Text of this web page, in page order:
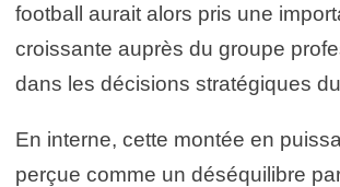
football aurait alors pris une
croissante auprès du groupe
dans les décisions stratégiques
En interne, cette montée en
perçue comme un déséquilibre